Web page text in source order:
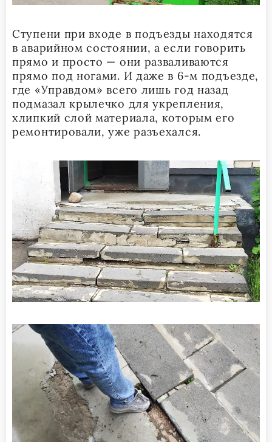
Ступени при входе в подъезды находятся
в аварийном состоянии, а если говорить
прямо и просто — они разваливаются
прямо под ногами. И даже в 6-м подъезде,
где «Управдом» всего лишь год назад
подмазал крылечко для укрепления,
хлипкий слой материала, которым его
ремонтировали, уже разъехался.